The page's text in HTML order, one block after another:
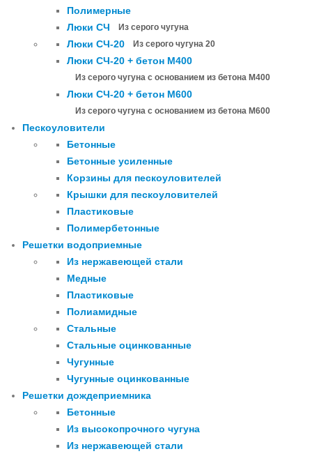
Полимерные
Люки СЧ
Из серого чугуна
Люки СЧ-20 Из серого чугуна 20
Люки СЧ-20 + бетон М400
Из серого чугуна с основанием из бетона М400
Люки СЧ-20 + бетон М600
Из серого чугуна с основанием из бетона М600
Пескоуловители
Бетонные
Бетонные усиленные
Корзины для пескоуловителей
Крышки для пескоуловителей
Пластиковые
Полимербетонные
Решетки водоприемные
Из нержавеющей стали
Медные
Пластиковые
Полиамидные
Стальные
Стальные оцинкованные
Чугунные
Чугунные оцинкованные
Решетки дождеприемника
Бетонные
Из высокопрочного чугуна
Из нержавеющей стали